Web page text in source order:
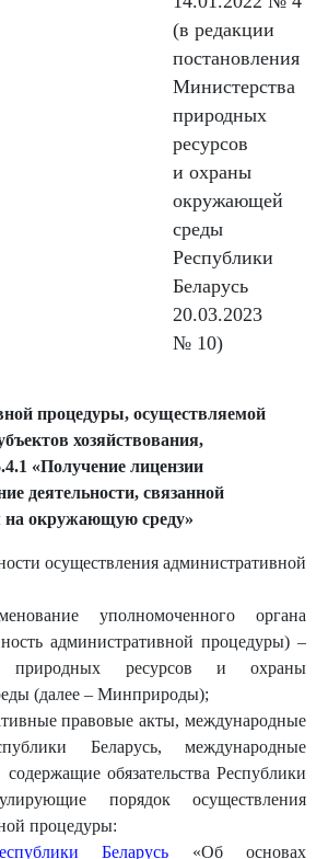
(в редакции
постановления
Министерства
природных
ресурсов
и охраны
окружающей
среды
Республики
Беларусь
20.03.2023
№ 10)
процедуры, осуществляемой
хозяйствования,
«Получение лицензии
деятельности, связанной
на окружающую среду»
осуществления административной
уполномоченного органа
административной процедуры) –
природных ресурсов и охраны
(далее – Минприроды);
правовые акты, международные
Беларусь, международные
обязательства Республики
порядок осуществления
процедуры:
Беларусь «Об основах